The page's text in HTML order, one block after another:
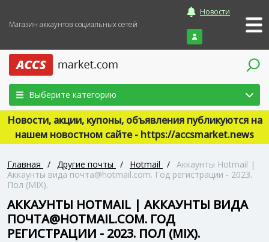
Магазин аккаунтов социальных сетей
Новости
Войти
Выберите категорию
Новости, акции, купоны, объявления публикуются на
нашем новостном сайте - https://accsmarket.news
Главная / Другие почты / Hotmail / Аккаунты Hotmail |
Аккаунты вида почта@hotmail.com. Год регистрации - 2023.
Пол (MIX).
АККАУНТЫ HOTMAIL | АККАУНТЫ ВИДА
ПОЧТА@HOTMAIL.COM. ГОД
РЕГИСТРАЦИИ - 2023. ПОЛ (MIX).